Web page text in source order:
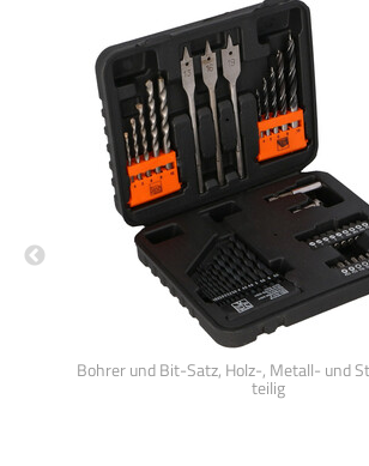
Bohrer und Bit-Satz, Holz-, Metall- und
teilig